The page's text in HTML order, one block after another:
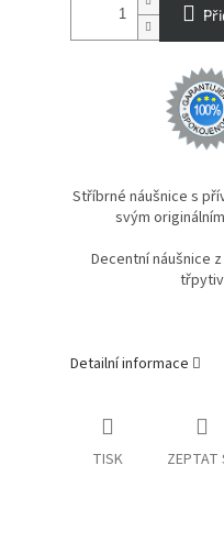
Stříbrné náušnice s
svým
Decentní náušnice
Detailní informace
TISK ZEPTAT